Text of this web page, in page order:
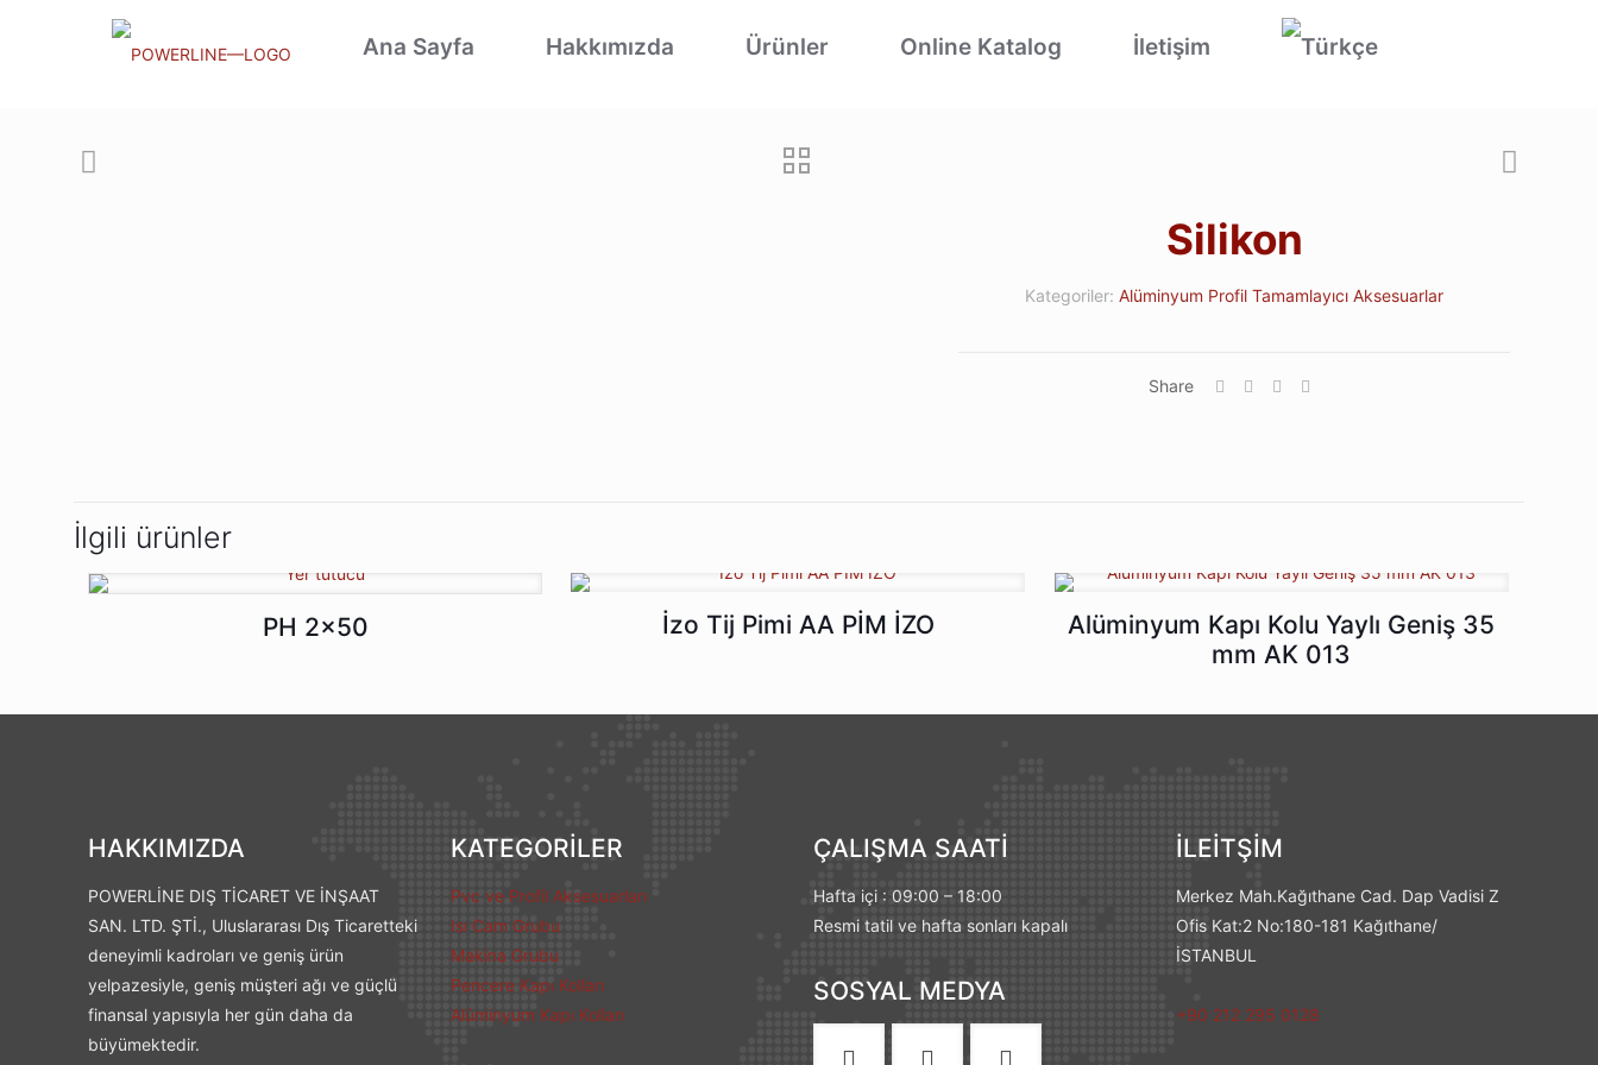
Ana Sayfa Hakkımızda Ürünler Online Katalog İletişim
Silikon
Kategoriler: Alüminyum Profil Tamamlayıcı Aksesuarlar
Share
İlgili ürünler
PH 2×50 İzo Tij Pimi AA PİM İZO
Alüminyum Kapı Kolu Yaylı Geniş 35
mm AK 013
HAKKIMIZDA
POWERLİNE DIŞ TİCARET VE İNŞAAT
SAN. LTD. ŞTİ., Uluslararası Dış Ticaretteki
deneyimli kadroları ve geniş ürün
yelpazesiyle, geniş müşteri ağı ve güçlü
finansal yapısıyla her gün daha da
büyümektedir.
KATEGORİLER
Pvc ve Profil Aksesuarları
Isı Cam Grubu
Makina Grubu
Pencere Kapı Kolları
Alüminyum Kapı Kolları
ÇALIŞMA SAATİ
Hafta içi : 09:00 – 18:00
Resmi tatil ve hafta sonları kapalı
SOSYAL MEDYA
İLEİTŞİM
Merkez Mah.Kağıthane Cad. Dap Vadisi Z
Ofis Kat:2 No:180-181 Kağıthane/
İSTANBUL
+90 212 295 0128